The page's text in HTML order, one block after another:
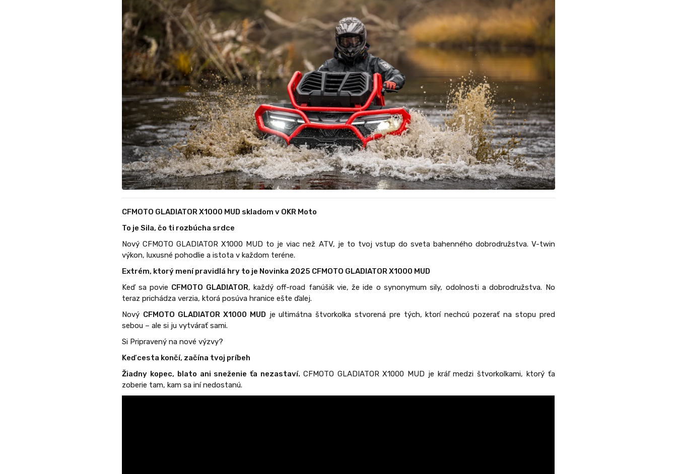
CFMOTO GLADIATOR X1000 MUD skladom v OKR Moto
To je Sila, čo ti rozbúcha srdce
Nový CFMOTO GLADIATOR X1000 MUD to je viac než ATV, je to tvoj vstup do sveta bahenného dobrodružstva. V-twin
výkon, luxusné pohodlie a istota v každom teréne.
Extrém, ktorý mení pravidlá hry to je Novinka 2025 CFMOTO GLADIATOR X1000 MUD
Keď sa povie CFMOTO GLADIATOR, každý off-road fanúšik vie, že ide o synonymum sily, odolnosti a dobrodružstva. No
teraz prichádza verzia, ktorá posúva hranice ešte ďalej.
Nový CFMOTO GLADIATOR X1000 MUD je ultimátna štvorkolka stvorená pre tých, ktorí nechcú pozerať na stopu pred
sebou – ale si ju vytvárať sami.
Si Pripravený na nové výzvy?
Keď cesta končí, začína tvoj príbeh
Žiadny kopec, blato ani sneženie ťa nezastaví. CFMOTO GLADIATOR X1000 MUD je kráľ medzi štvorkolkami, ktorý ťa
zoberie tam, kam sa iní nedostanú.